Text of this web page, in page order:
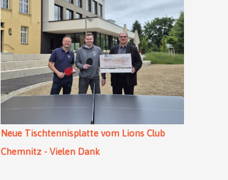
Neue Tischtennisplatte vom Lions Club
Chemnitz - Vielen Dank